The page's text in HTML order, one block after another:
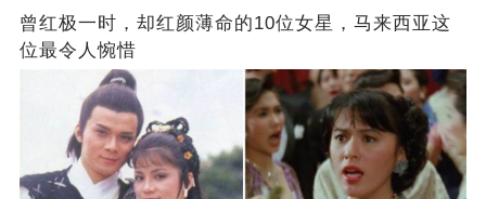
曾红极一时，却红颜薄命的10位女星，马来西亚这
位最令人惋惜